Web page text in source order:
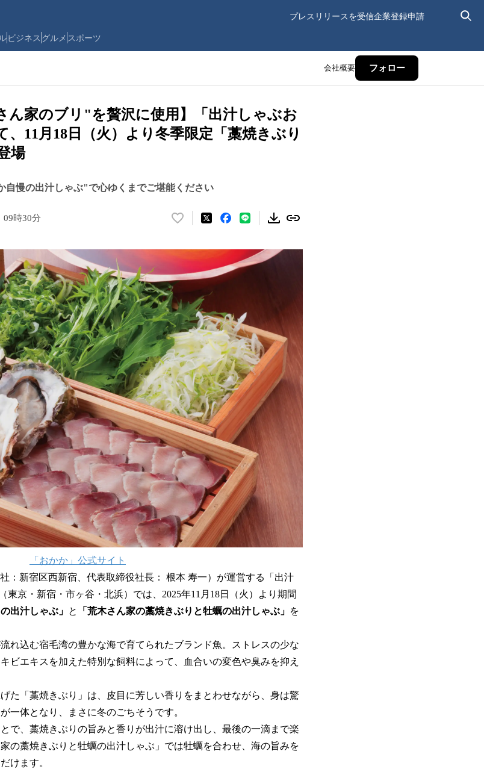
プレスリリースを受信企業登録申請
ビジネス グルメ スポーツ
会社概要 フォロー
ん家のブリ"を贅沢に使用】「出汁しゃぶお
11月18日（火）より冬季限定「藁焼きぶり
場
自慢の出汁しゃぶ"で心ゆくまでご堪能ください
09時30分
い
ね
！
数
読
み
込
み
中
で
す
「おかか」公式サイト
社：新宿区西新宿、代表取締役社⻑： 根本 寿⼀）が運営する「出汁
東京・新宿・市ヶ谷・北浜）では、2025年11月18日（火）より期間
出汁しゃぶ」 と 「荒木さん家の藁焼きぶりと牡蠣の出汁しゃぶ」 を
れ込む宿毛湾の豊かな海で育てられたブランド魚。ストレスの少な
ビエキスを加えた特別な飼料によって、血合いの変色や臭みを抑え
た「藁焼きぶり」は、皮目に芳しい香りをまとわせながら、身は驚
一体となり、まさに冬のごちそうです。
で、藁焼きぶりの旨みと香りが出汁に溶け出し、最後の一滴まで楽
の藁焼きぶりと牡蠣の出汁しゃぶ」では牡蠣を合わせ、海の旨みを
けます。